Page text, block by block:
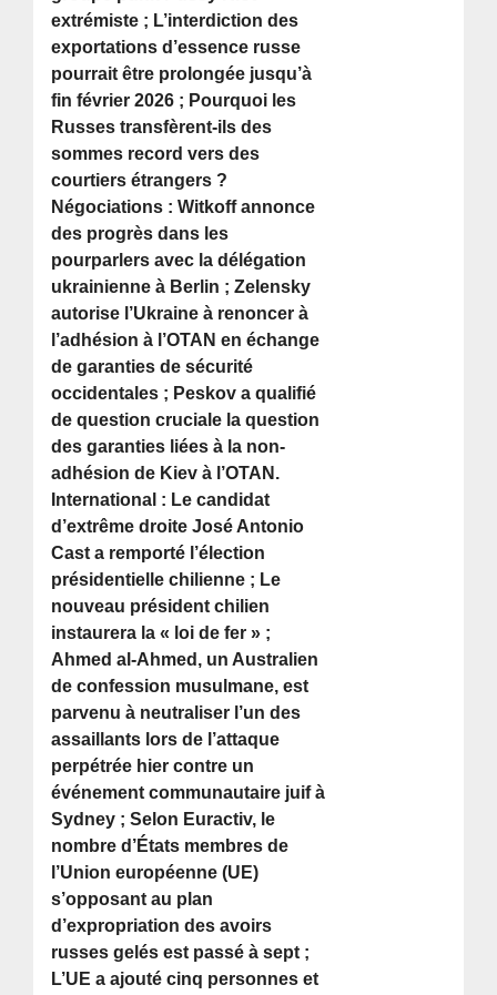
extrémiste ; L’interdiction des
exportations d’essence russe
pourrait être prolongée jusqu’à
fin février 2026 ; Pourquoi les
Russes transfèrent-ils des
sommes record vers des
courtiers étrangers ?
Négociations : Witkoff annonce
des progrès dans les
pourparlers avec la délégation
ukrainienne à Berlin ; Zelensky
autorise l’Ukraine à renoncer à
l’adhésion à l’OTAN en échange
de garanties de sécurité
occidentales ; Peskov a qualifié
de question cruciale la question
des garanties liées à la non-
adhésion de Kiev à l’OTAN.
International : Le candidat
d’extrême droite José Antonio
Cast a remporté l’élection
présidentielle chilienne ; Le
nouveau président chilien
instaurera la « loi de fer » ;
Ahmed al-Ahmed, un Australien
de confession musulmane, est
parvenu à neutraliser l’un des
assaillants lors de l’attaque
perpétrée hier contre un
événement communautaire juif à
Sydney ; Selon Euractiv, le
nombre d’États membres de
l’Union européenne (UE)
s’opposant au plan
d’expropriation des avoirs
russes gelés est passé à sept ;
L’UE a ajouté cinq personnes et